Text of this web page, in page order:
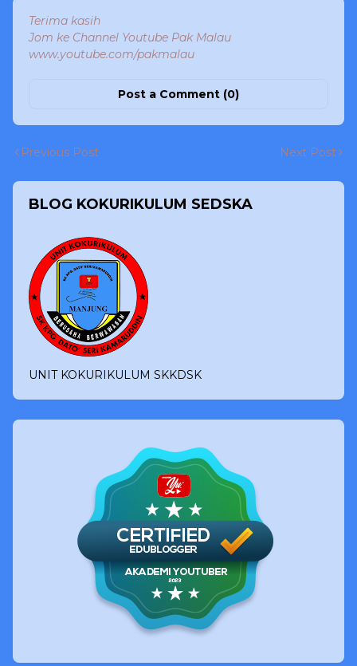
Terima kasih
Jom ke Channel Youtube Pak Malau
www.youtube.com/pakmalau
Post a Comment (0)
Previous Post Next Post
BLOG KOKURIKULUM SEDSKA
UNIT KOKURIKULUM SKKDSK